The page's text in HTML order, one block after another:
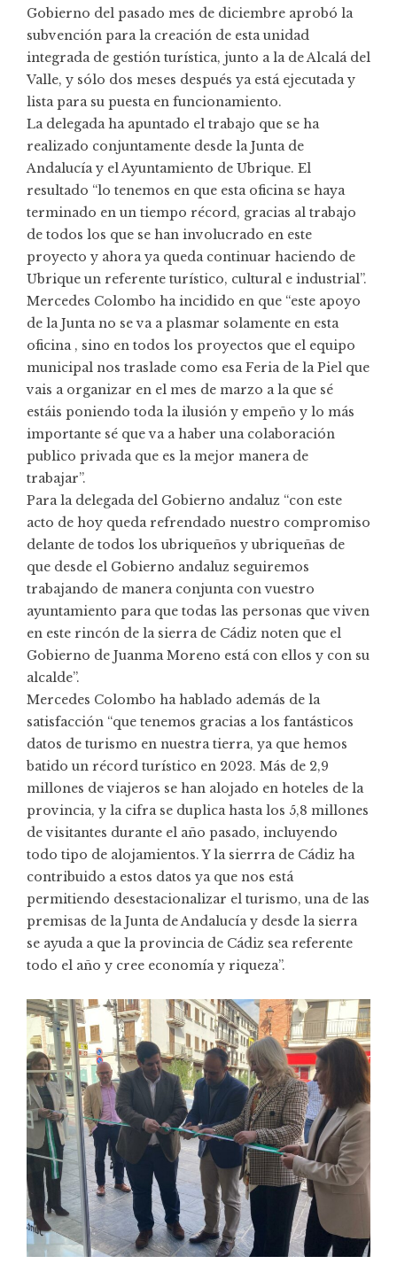
Gobierno del pasado mes de diciembre aprobó la
subvención para la creación de esta unidad
integrada de gestión turística, junto a la de Alcalá del
Valle, y sólo dos meses después ya está ejecutada y
lista para su puesta en funcionamiento.
La delegada ha apuntado el trabajo que se ha
realizado conjuntamente desde la Junta de
Andalucía y el Ayuntamiento de Ubrique. El
resultado “lo tenemos en que esta oficina se haya
terminado en un tiempo récord, gracias al trabajo
de todos los que se han involucrado en este
proyecto y ahora ya queda continuar haciendo de
Ubrique un referente turístico, cultural e industrial”.
Mercedes Colombo ha incidido en que “este apoyo
de la Junta no se va a plasmar solamente en esta
oficina , sino en todos los proyectos que el equipo
municipal nos traslade como esa Feria de la Piel que
vais a organizar en el mes de marzo a la que sé
estáis poniendo toda la ilusión y empeño y lo más
importante sé que va a haber una colaboración
publico privada que es la mejor manera de
trabajar”.
Para la delegada del Gobierno andaluz “con este
acto de hoy queda refrendado nuestro compromiso
delante de todos los ubriqueños y ubriqueñas de
que desde el Gobierno andaluz seguiremos
trabajando de manera conjunta con vuestro
ayuntamiento para que todas las personas que viven
en este rincón de la sierra de Cádiz noten que el
Gobierno de Juanma Moreno está con ellos y con su
alcalde”.
Mercedes Colombo ha hablado además de la
satisfacción “que tenemos gracias a los fantásticos
datos de turismo en nuestra tierra, ya que hemos
batido un récord turístico en 2023. Más de 2,9
millones de viajeros se han alojado en hoteles de la
provincia, y la cifra se duplica hasta los 5,8 millones
de visitantes durante el año pasado, incluyendo
todo tipo de alojamientos. Y la sierrra de Cádiz ha
contribuido a estos datos ya que nos está
permitiendo desestacionalizar el turismo, una de las
premisas de la Junta de Andalucía y desde la sierra
se ayuda a que la provincia de Cádiz sea referente
todo el año y cree economía y riqueza”.